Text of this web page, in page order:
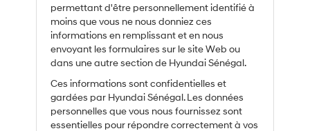
permettant d'être personnellement identifié à
moins que vous ne nous donniez ces
informations en remplissant et en nous
envoyant les formulaires sur le site Web ou
dans une autre section de Hyundai Sénégal.
Ces informations sont confidentielles et
gardées par Hyundai Sénégal. Les données
personnelles que vous nous fournissez sont
essentielles pour répondre correctement à vos